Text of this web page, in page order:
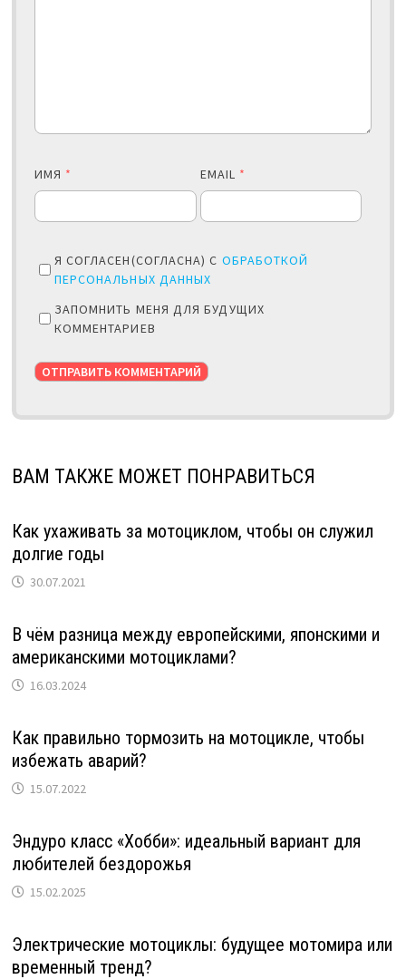
ИМЯ * EMAIL *
Я СОГЛАСЕН(СОГЛАСНА) С ОБРАБОТКОЙ
ПЕРСОНАЛЬНЫХ ДАННЫХ
ЗАПОМНИТЬ МЕНЯ ДЛЯ БУДУЩИХ
КОММЕНТАРИЕВ
ВАМ ТАКЖЕ МОЖЕТ ПОНРАВИТЬСЯ
Как ухаживать за мотоциклом, чтобы он служил
долгие годы
30.07.2021
В чём разница между европейскими, японскими и
американскими мотоциклами?
16.03.2024
Как правильно тормозить на мотоцикле, чтобы
избежать аварий?
15.07.2022
Эндуро класс «Хобби»: идеальный вариант для
любителей бездорожья
15.02.2025
Электрические мотоциклы: будущее мотомира или
временный тренд?